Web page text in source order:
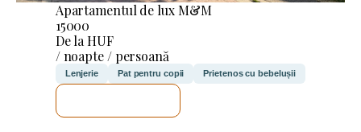
Apartamentul de lux M&M
15000
De la HUF
/ noapte / persoană
Lenjerie Pat pentru copii Prietenos cu bebelușii